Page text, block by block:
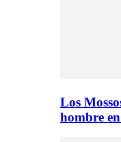
Los
hombre